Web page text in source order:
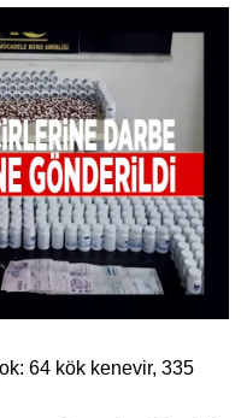
64 kök kenevir, 335